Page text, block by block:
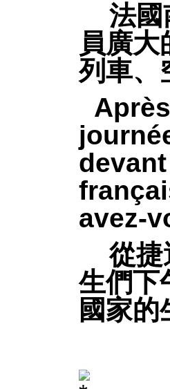
法國
員廣
列車、
avez-
從捷
生們下
國家